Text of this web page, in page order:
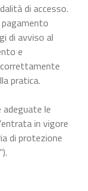
di accesso.
di avviso al
e
pratica.
adeguate le
in vigore
di protezione